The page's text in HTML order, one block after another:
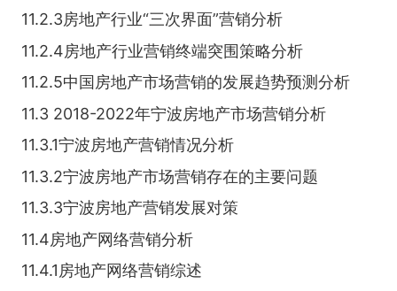
11.2.3房地产行业“三次界面”营销分析
11.2.4房地产行业营销终端突围策略分析
11.2.5中国房地产市场营销的发展趋势预测分析
11.3 2018-2022年宁波房地产市场营销分析
11.3.1宁波房地产营销情况分析
11.3.2宁波房地产市场营销存在的主要问题
11.3.3宁波房地产营销发展对策
11.4房地产网络营销分析
11.4.1房地产网络营销综述